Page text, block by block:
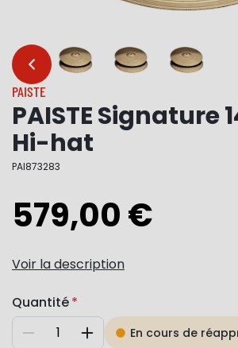
…
PAISTE
PAISTE Signature
Hi-hat
PAI873283
579,00 €
Voir la description
Quantité
Diminuer AugmenterEn cours de